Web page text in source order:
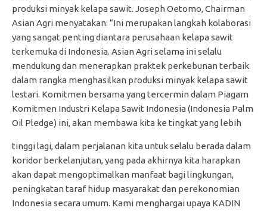
produksi minyak kelapa sawit. Joseph Oetomo, Chairman
Asian Agri menyatakan: “Ini merupakan langkah kolaborasi
yang sangat penting diantara perusahaan kelapa sawit
terkemuka di Indonesia. Asian Agri selama ini selalu
mendukung dan menerapkan praktek perkebunan terbaik
dalam rangka menghasilkan produksi minyak kelapa sawit
lestari. Komitmen bersama yang tercermin dalam Piagam
Komitmen Industri Kelapa Sawit Indonesia (Indonesia Palm
Oil Pledge) ini, akan membawa kita ke tingkat yang lebih
tinggi lagi, dalam perjalanan kita untuk selalu berada dalam
koridor berkelanjutan, yang pada akhirnya kita harapkan
akan dapat mengoptimalkan manfaat bagi lingkungan,
peningkatan taraf hidup masyarakat dan perekonomian
Indonesia secara umum. Kami menghargai upaya KADIN